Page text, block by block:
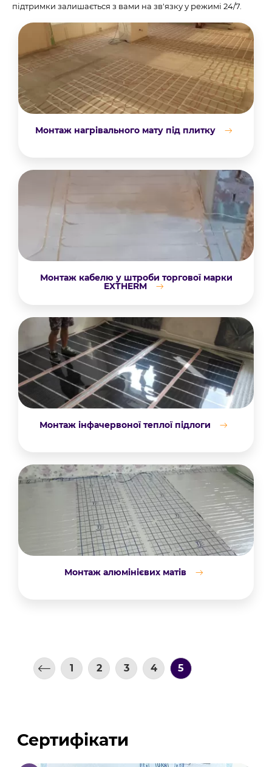
підтримки залишається з вами на зв'язку у режимі 24/7.
Монтаж нагрівального мату під плитку
Монтаж кабелю у штроби торгової марки
EXTHERM
Монтаж інфачервоної теплої підлоги
Монтаж алюмінієвих матів
1 2 3 4 5
Сертифікати